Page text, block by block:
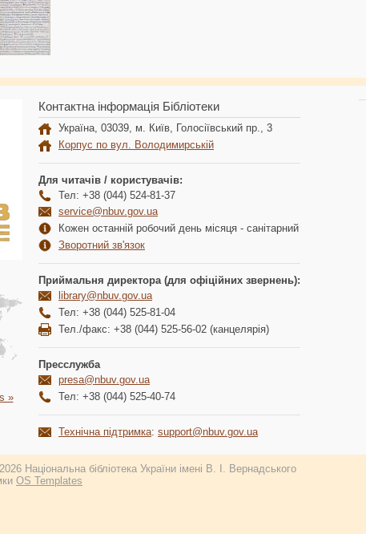
»
Контактна інформація Бібліотеки
Україна, 03039, м. Київ, Голосіївський пр., 3
Корпус по вул. Володимирській
Для читачів / користувачів:
Тел: +38 (044) 524-81-37
service@nbuv.gov.ua
Кожен останній робочий день місяця - санітарний
Зворотний зв'язок
Приймальня директора (для офіційних звернень):
library@nbuv.gov.ua
Тел: +38 (044) 525-81-04
Тел./факс: +38 (044) 525-56-02 (канцелярія)
Пресслужба
presa@nbuv.gov.ua
Тел: +38 (044) 525-40-74
Технічна підтримка: support@nbuv.gov.ua
Національна бібліотека України імені В. І. Вернадського
OS Templates